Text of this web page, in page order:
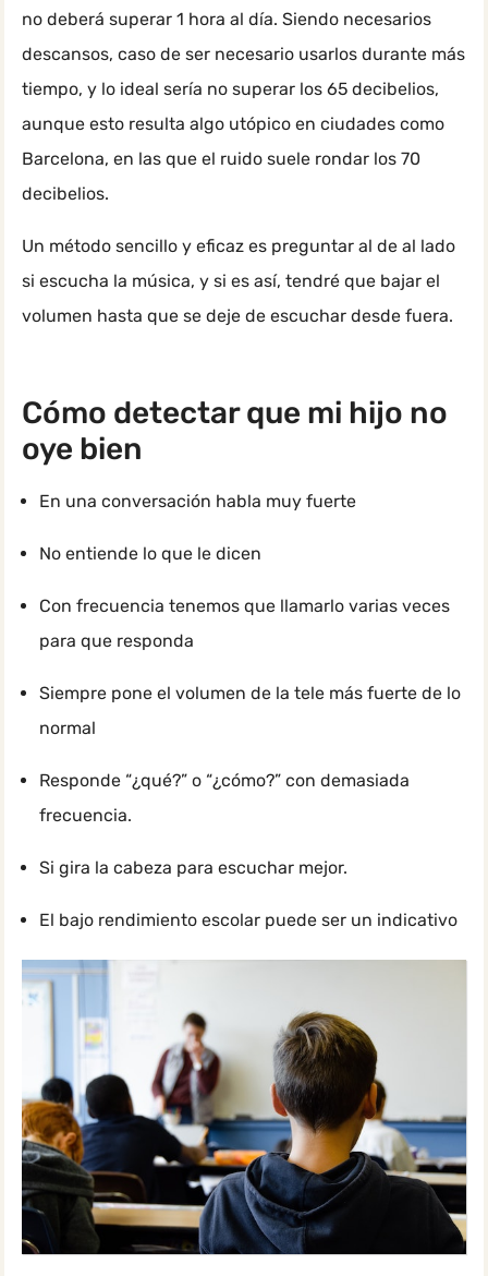
no deberá superar 1 hora al día. Siendo necesarios
descansos, caso de ser necesario usarlos durante más
tiempo, y lo ideal sería no superar los 65 decibelios,
aunque esto resulta algo utópico en ciudades como
Barcelona, en las que el ruido suele rondar los 70
decibelios.
Un método sencillo y eficaz es preguntar al de al lado
si escucha la música, y si es así, tendré que bajar el
volumen hasta que se deje de escuchar desde fuera.
Cómo detectar que mi hijo no
oye bien
En una conversación habla muy fuerte
No entiende lo que le dicen
Con frecuencia tenemos que llamarlo varias veces
para que responda
Siempre pone el volumen de la tele más fuerte de lo
normal
Responde “¿qué?” o “¿cómo?” con demasiada
frecuencia.
Si gira la cabeza para escuchar mejor.
El bajo rendimiento escolar puede ser un indicativo